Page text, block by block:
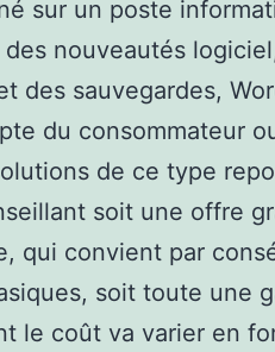
sur un poste
nouveautés
des sauvegardes,
du consommateur
de ce type
soit une offre
qui convient par
soit toute une
le coût va varier en